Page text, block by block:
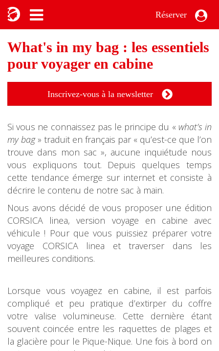
Réserver
What's in my bag : les essentiels
pour voyager en cabine
Inscrivez-vous à la newsletter
Si vous ne connaissez pas le principe du « what’s in
my bag» traduit en français par « qu’est-ce que l’on
trouve dans mon sac », aucune inquiétude nous
vous expliquons tout. Depuis quelques temps
cette tendance émerge sur internet et consiste à
décrire le contenu de notre sac à main.
Nous avons décidé de vous proposer une édition
CORSICA linea, version voyage en cabine avec
véhicule ! Pour que vous puissiez préparer votre
voyage CORSICA linea et traverser dans les
meilleures conditions.
Lorsque vous voyagez en cabine, il est parfois
compliqué et peu pratique d’extirper du coffre
votre valise volumineuse. Cette dernière étant
souvent coincée entre les raquettes de plages et
la glacière pour le Pique-Nique. Une fois à bord on